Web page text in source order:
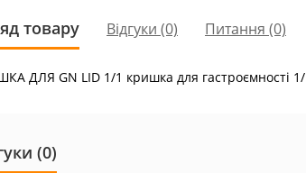
товару Відгуки (0) Питання (0)
ДЛЯ GN LID 1/1 кришка для гастроємності
(0)